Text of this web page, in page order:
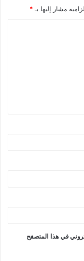
مشار إليها بـ *
في هذا المتصفح